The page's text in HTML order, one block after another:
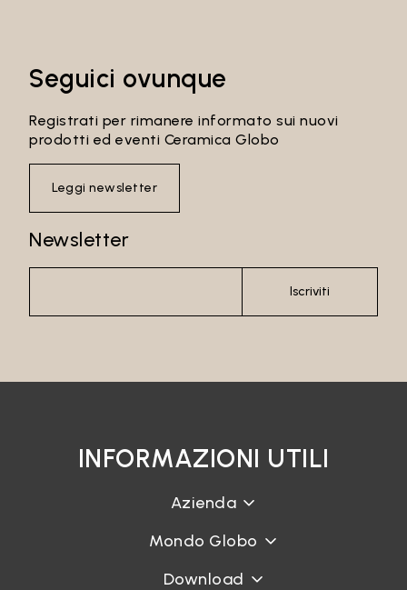
Seguici ovunque
Registrati per rimanere informato sui nuovi
prodotti ed eventi Ceramica Globo
Leggi newsletter
Newsletter
Iscriviti
INFORMAZIONI UTILI
Azienda
Mondo Globo
Download